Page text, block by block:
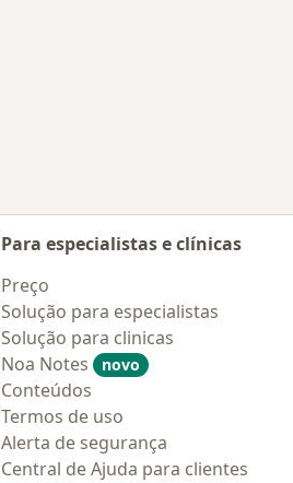
Para especialistas e clínicas
Preço
Solução para especialistas
Solução para clinicas
Noa Notes
novo
Conteúdos
Termos de uso
Alerta de segurança
Central de Ajuda para clientes